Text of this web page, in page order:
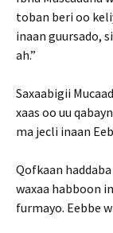
toban beri oo
inaan guursado,
ah.”
Saxaabigii
xaas oo uu
ma jecli inaan
Qofkaan
waxaa habboon
furmayo. Eebbe